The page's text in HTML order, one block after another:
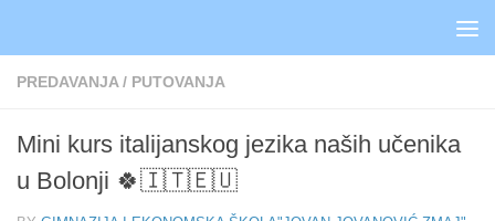
PREDAVANJA / PUTOVANJA
Mini kurs italijanskog jezika naših učenika
u Bolonji 🍀🇮🇹🇪🇺